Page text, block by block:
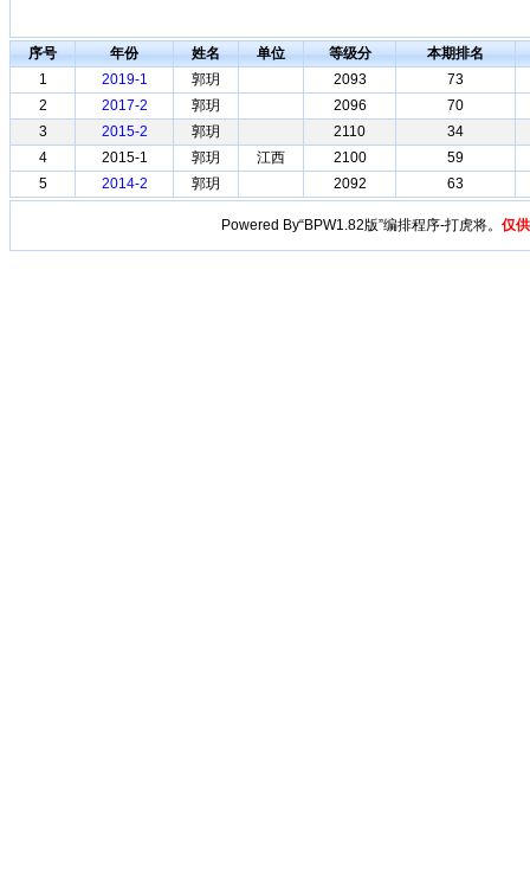
序号 年份 姓名 单位 等级分
本期排名
1
2019-1 郭玥 2093
73
2
2017-2 郭玥 2096
70
3
2015-2 郭玥 2110
34
4
2015-1 郭玥 江西 2100
59
5
2014-2 郭玥 2092 63
Powered By“BPW1.82版”编排程序-打虎将。 仅